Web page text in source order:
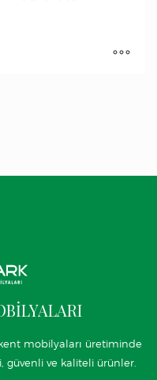
mobilyaları üretiminde
güvenli ve kaliteli ürünler.